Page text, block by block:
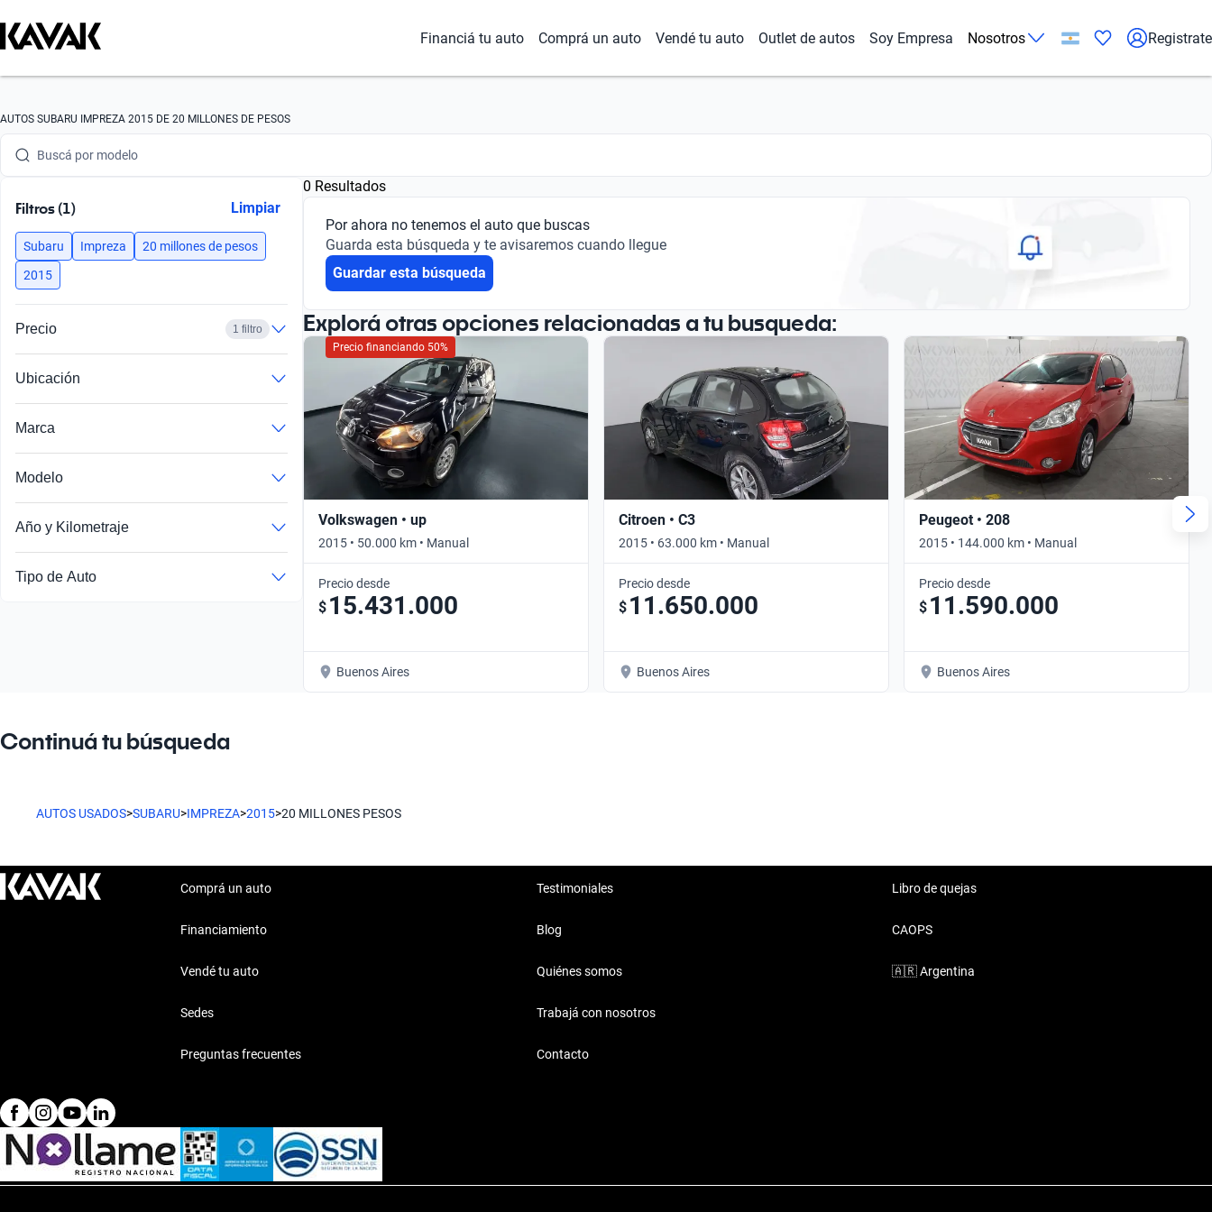
Financiá tu auto Comprá un auto Vendé tu auto Outlet de autos Soy Empresa Nosotros Registrate
AUTOS SUBARU IMPREZA 2015 DE 20 MILLONES DE PESOS
Buscá por marca
Buscá por modelo
Buscá por año
Buscá por marca
Buscá por versión
Filtros (1) Limpiar
Subaru Impreza
20 millones de pesos
2015
Precio 1 filtro
Ubicación
Marca
Modelo
Año y Kilometraje
Tipo de Auto
0 Resultados
Por ahora no tenemos el auto que buscas
Guarda esta búsqueda y te avisaremos cuando llegue
Guardar esta búsqueda
Explorá otras opciones relacionadas a tu busqueda:
Precio financiando 50%
Volkswagen • up
2015 • 50.000 km • Manual
Precio desde
$ 15.431.000
Buenos Aires
Citroen • C3
2015 • 63.000 km • Manual
Precio desde
$ 11.650.000
Buenos Aires
Peugeot • 208
2015 • 144.000 km • Manual
Precio desde
$ 11.590.000
Buenos Aires
Continuá tu búsqueda
AUTOS USADOS>SUBARU>IMPREZA>2015>20 MILLONES PESOS
Comprá un auto
Financiamiento
Vendé tu auto
Sedes
Preguntas frecuentes
Testimoniales
Blog
Quiénes somos
Trabajá con nosotros
Contacto
Libro de quejas
CAOPS
🇦🇷 Argentina